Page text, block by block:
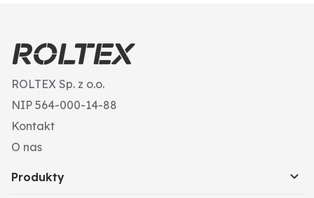
ROLTEX Sp. z o.o.
NIP 564-000-14-88
Kontakt
O nas
Produkty